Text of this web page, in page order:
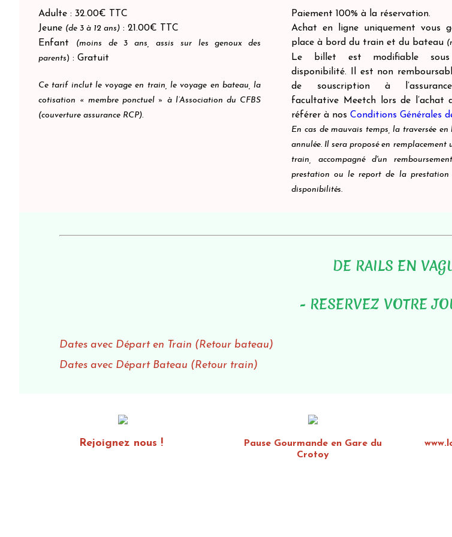
Adulte : 32.00€ TTC
Jeune (de 3 à 12 ans) : 21.00€ TTC
Enfant
(moins de 3 ans, assis sur les genoux des
parents) : Gratuit
Ce tarif inclut le voyage en train, le voyage en bateau, la
cotisation « membre ponctuel » à l’Association du CFBS
(couverture assurance RCP).
Paiement 100% à la réservation.
Achat en ligne uniquement vous
place à bord du train et du bateau
Le billet est modifiable
disponibilité. Il est non
de souscription à
facultative Meetch lors de l’achat
référer à nosConditions Générales
En cas de mauvais temps, la traversée
annulée. Il sera proposé en remplacement
train, accompagné d'un
prestation ou le report de la prestation
disponibilités.
DE RAILS EN
- RESERVEZ VOTRE
Dates avec Départ en Train (Retour bateau)
Dates avec Départ Bateau (Retour train)
Rejoignez nous !
Pause Gourmande en Gare du
Crotoy